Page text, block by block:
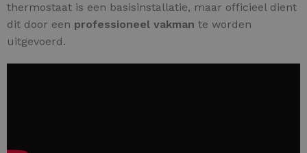
thermostaat is een basisinstallatie, maar officieel dient
dit door een professioneel vakman te worden
uitgevoerd.